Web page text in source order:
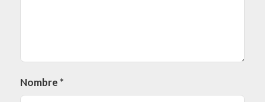
Nombre *